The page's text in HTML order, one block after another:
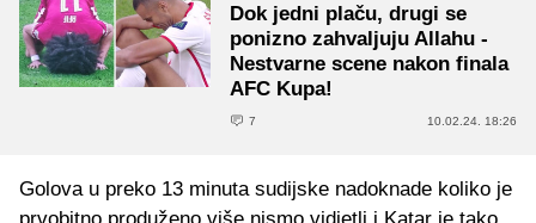
Dok jedni plaču, drugi se
ponizno zahvaljuju Allahu -
Nestvarne scene nakon finala
AFC Kupa!
7 10.02.24. 18:26
Golova u preko 13 minuta sudijske nadoknade koliko je